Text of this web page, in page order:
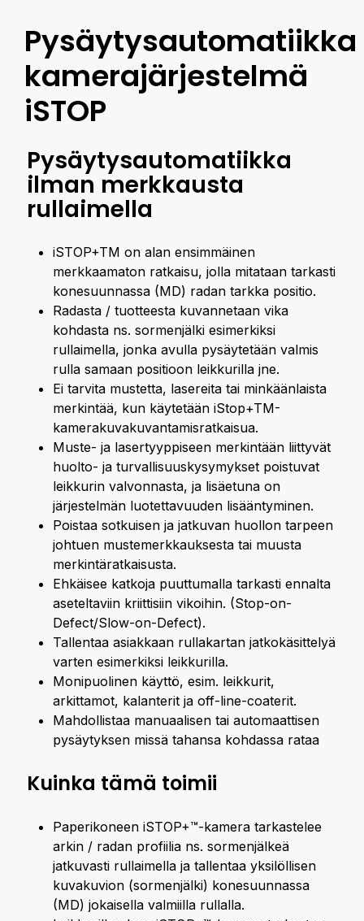
Pysäytysautomatiikka
kamerajärjestelmä
iSTOP
Pysäytysautomatiikka
ilman merkkausta
rullaimella
iSTOP+TM on alan ensimmäinen
merkkaamaton ratkaisu, jolla mitataan tarkasti
konesuunnassa (MD) radan tarkka positio.
Radasta / tuotteesta kuvannetaan vika
kohdasta ns. sormenjälki esimerkiksi
rullaimella, jonka avulla pysäytetään valmis
rulla samaan positioon leikkurilla jne.
Ei tarvita mustetta, lasereita tai minkäänlaista
merkintää, kun käytetään iStop+TM-
kamerakuvakuvantamisratkaisua.
Muste- ja lasertyyppiseen merkintään liittyvät
huolto- ja turvallisuuskysymykset poistuvat
leikkurin valvonnasta, ja lisäetuna on
järjestelmän luotettavuuden lisääntyminen.
Poistaa sotkuisen ja jatkuvan huollon tarpeen
johtuen mustemerkkauksesta tai muusta
merkintäratkaisusta.
Ehkäisee katkoja puuttumalla tarkasti ennalta
aseteltaviin kriittisiin vikoihin. (Stop-on-
Defect/Slow-on-Defect).
Tallentaa asiakkaan rullakartan jatkokäsittelyä
varten esimerkiksi leikkurilla.
Monipuolinen käyttö, esim. leikkurit,
arkittamot, kalanterit ja off-line-coaterit.
Mahdollistaa manuaalisen tai automaattisen
pysäytyksen missä tahansa kohdassa rataa
Kuinka tämä toimii
Paperikoneen iSTOP+™-kamera tarkastelee
arkin / radan profiilia ns. sormenjälkeä
jatkuvasti rullaimella ja tallentaa yksilöllisen
kuvakuvion (sormenjälki) konesuunnassa
(MD) jokaisella valmiilla rullalla.